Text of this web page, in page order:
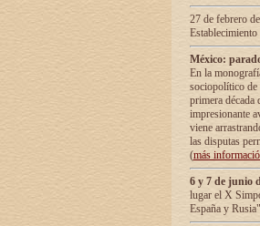
27 de febrero
México:
En la
sociopolítico de
primera década
impresionante
viene
las disputas
(más
6 y 7 de junio
lugar el X
España y